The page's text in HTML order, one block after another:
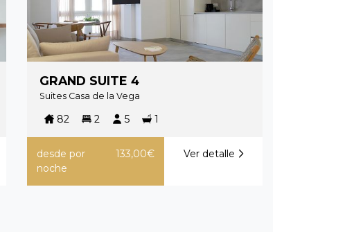
GRAND SUITE 4
Suites Casa de la Vega
82 2 5 1
desde por
noche
133,00€ Ver detalle